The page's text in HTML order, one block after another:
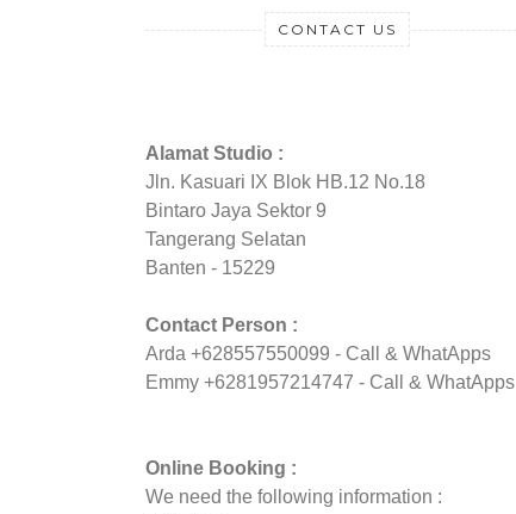
CONTACT US
Alamat Studio :
Jln. Kasuari IX Blok HB.12 No.18
Bintaro Jaya Sektor 9
Tangerang Selatan
Banten - 15229
Contact Person :
Arda +628557550099 - Call & WhatApps
Emmy +6281957214747 - Call & WhatApps
Online Booking :
We need the following information :